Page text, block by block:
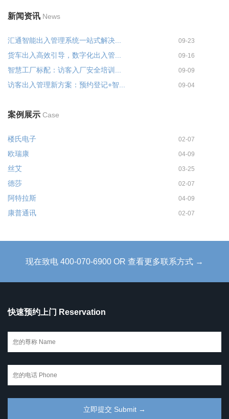
新闻资讯 News
汇通智能出入管理系统一站式解决... 09-23
货车出入高效引导，数字化出入管... 09-16
智慧工厂标配：访客入厂安全培训... 09-09
访客出入管理新方案：预约登记+智... 09-04
案例展示 Case
楼氏电子 02-07
欧瑞康 04-09
丝艾 03-25
德莎 02-07
阿特拉斯 04-09
康普通讯 02-07
现在致电 400-070-6900 OR 查看更多联系方式 →
快速预约上门 Reservation